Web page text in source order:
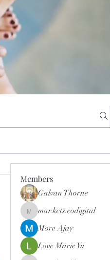
Members
Galvan Thorne
mar.kets.eodigital
mar.kets.eodigital
More Ajay
Love Marie Yu